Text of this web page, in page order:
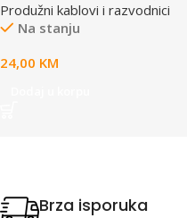
prenaponska zaštita
Produžni kablovi i razvodnici
Na stanju
24,00 KM
Brza isporuka